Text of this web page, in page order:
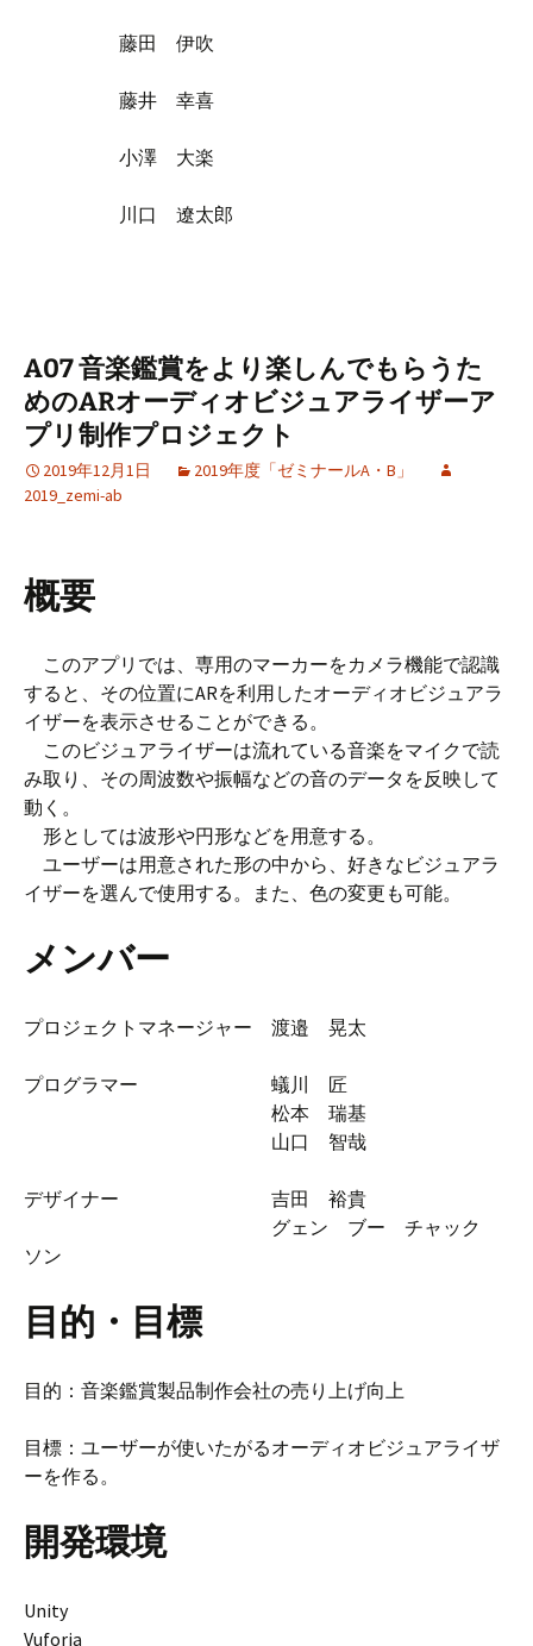
藤田 伊吹
藤井 幸喜
小澤 大楽
川口 遼太郎
A07 音楽鑑賞をより楽しんでもらうた
めのARオーディオビジュアライザーア
プリ制作プロジェクト
2019年12月1日
2019年度「ゼミナールA・B」
2019_zemi-ab
概要
このアプリでは、専用のマーカーをカメラ機能で認識
すると、その位置にARを利用したオーディオビジュアラ
イザーを表示させることができる。
このビジュアライザーは流れている音楽をマイクで読
み取り、その周波数や振幅などの音のデータを反映して
動く。
形としては波形や円形などを用意する。
ユーザーは用意された形の中から、好きなビジュアラ
イザーを選んで使用する。また、色の変更も可能。
メンバー
プロジェクトマネージャー 渡邉 晃太
プログラマー 蟻川 匠
松本 瑞基
山口 智哉
デザイナー 吉田 裕貴
グェン ブー チャック
ソン
目的・目標
目的：音楽鑑賞製品制作会社の売り上げ向上
目標：ユーザーが使いたがるオーディオビジュアライザ
ーを作る。
開発環境
Unity
Vuforia